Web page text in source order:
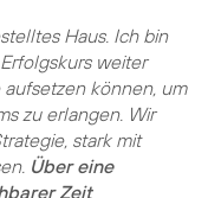
Haus. Ich bin
weiter
können, um
zu erlangen. Wir
stark mit
Über eine
Zeit